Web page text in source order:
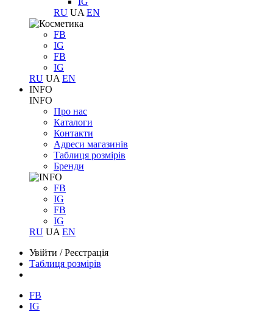
RU UA EN
FB
IG
FB
IG
RU UA EN
INFO
INFO
Про нас
Каталоги
Контакти
Адреси магазинів
Таблиця розмірів
Бренди
FB
IG
FB
IG
RU UA EN
Увійти /Реєстрація
Таблиця розмірів
FB
IG